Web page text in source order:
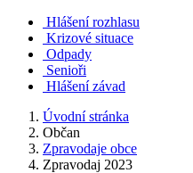
Hlášení rozhlasu
Krizové situace
Odpady
Senioři
Hlášení závad
Úvodní stránka
Občan
Zpravodaje obce
Zpravodaj 2023